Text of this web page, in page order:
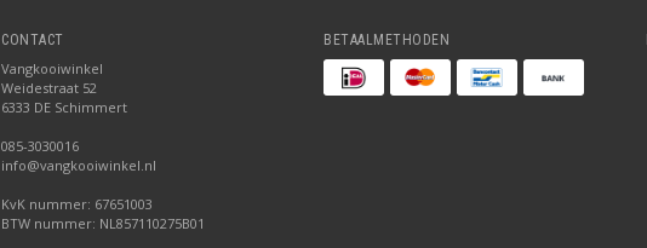
CONTACT
Vangkooiwinkel
Weidestraat 52
6333 DE Schimmert
085-3030016
info@vangkooiwinkel.nl
KvK nummer: 67651003
BTW nummer: NL857110275B01
BETAALMETHODEN